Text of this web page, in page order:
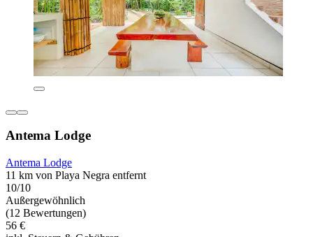
Antema Lodge
Antema Lodge
11 km von Playa Negra entfernt
10/10
Außergewöhnlich
(12 Bewertungen)
56 €